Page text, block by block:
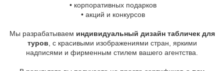
• корпоративных подарков
• акций и конкурсов
Мы разрабатываем индивидуальный дизайн табличек для
туров , с красивыми изображениями стран, яркими
надписями и фирменным стилем вашего агентства.